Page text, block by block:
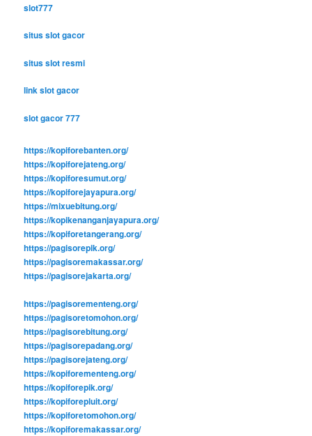
slot777
situs slot gacor
situs slot resmi
link slot gacor
slot gacor 777
https://kopiforebanten.org/
https://kopiforejateng.org/
https://kopiforesumut.org/
https://kopiforejayapura.org/
https://mixuebitung.org/
https://kopikenanganjayapura.org/
https://kopiforetangerang.org/
https://pagisorepik.org/
https://pagisoremakassar.org/
https://pagisorejakarta.org/
https://pagisorementeng.org/
https://pagisoretomohon.org/
https://pagisorebitung.org/
https://pagisorepadang.org/
https://pagisorejateng.org/
https://kopiforementeng.org/
https://kopiforepik.org/
https://kopiforepluit.org/
https://kopiforetomohon.org/
https://kopiforemakassar.org/